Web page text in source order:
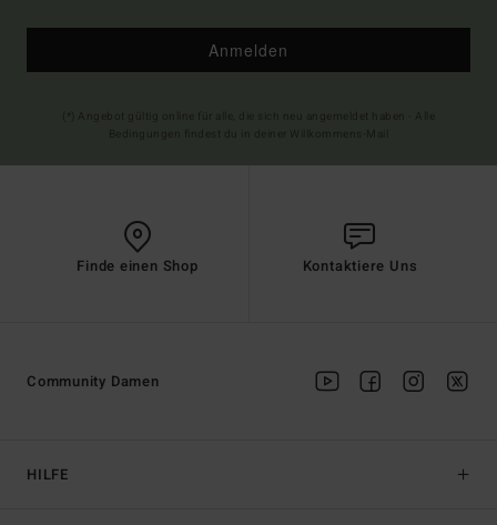
Anmelden
Finde einen Shop Kontaktiere Uns
HILFE
Community Damen